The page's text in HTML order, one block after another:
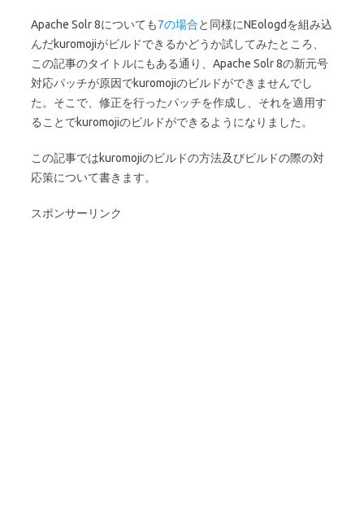
Apache Solr 8についても7の場合と同様にNEologdを組み込
んだkuromojiがビルドできるかどうか試してみたところ、
この記事のタイトルにもある通り、Apache Solr 8の新元号
対応パッチが原因でkuromojiのビルドができませんでし
た。そこで、修正を行ったパッチを作成し、それを適用す
ることでkuromojiのビルドができるようになりました。
この記事ではkuromojiのビルドの方法及びビルドの際の対
応策について書きます。
スポンサーリンク